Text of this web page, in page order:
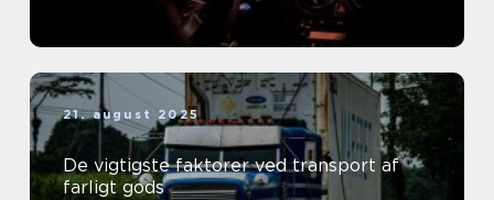
21. august 2025
De vigtigste faktorer ved transport af
farligt gods